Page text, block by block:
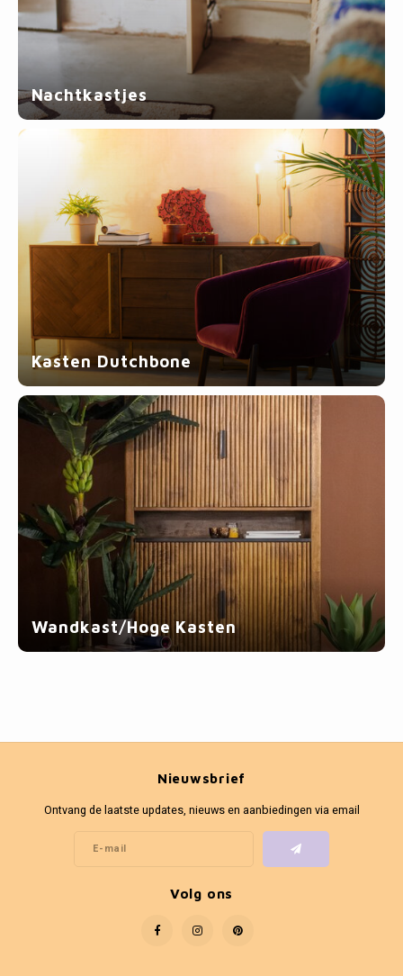
Nachtkastjes
Kasten Dutchbone
Wandkast/Hoge Kasten
Nieuwsbrief
Ontvang de laatste updates, nieuws en aanbiedingen via email
Volg ons